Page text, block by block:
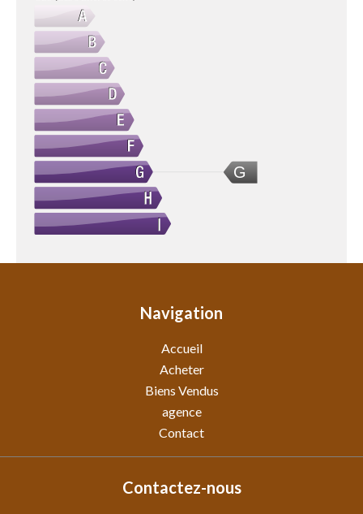
G
Navigation
Accueil
Acheter
Biens Vendus
agence
Contact
Contactez-nous